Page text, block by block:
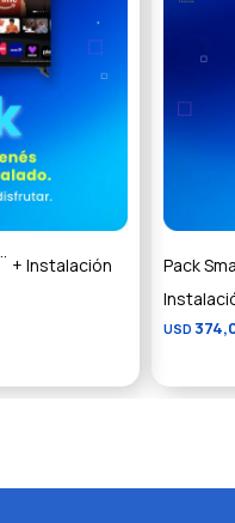
+ Instalación
Pack
USD